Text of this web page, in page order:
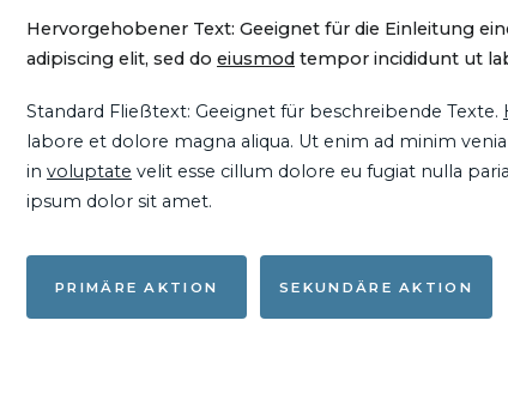
Hervorgehobener Text: Geeignet für die Einleitung
adipiscing elit, sed do eiusmod tempor incididunt ut
Standard Fließtext: Geeignet für beschreibende Texte.
labore et dolore magna aliqua. Ut enim ad minim
in voluptate velit esse cillum dolore eu fugiat nulla
ipsum dolor sit amet.
PRIMÄRE AKTION SEKUNDÄRE AKTION